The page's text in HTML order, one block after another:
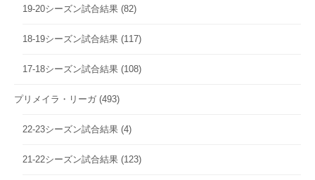
19-20シーズン試合結果 (82)
18-19シーズン試合結果 (117)
17-18シーズン試合結果 (108)
プリメイラ・リーガ (493)
22-23シーズン試合結果 (4)
21-22シーズン試合結果 (123)